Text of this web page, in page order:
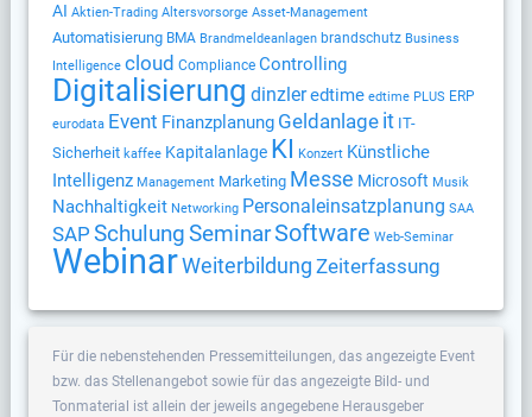
AI Aktien-Trading Altersvorsorge Asset-Management
Automatisierung BMA Brandmeldeanlagen brandschutz Business
Intelligence cloud Compliance Controlling
Digitalisierung dinzleredtime edtime PLUS ERP
eurodata Event Finanzplanung Geldanlage it IT-
Sicherheit kaffee Kapitalanlage KI Konzert Künstliche
Intelligenz Management Marketing Messe Microsoft Musik
Nachhaltigkeit Networking Personaleinsatzplanung SAA
SAP SchulungSeminarSoftware Web-Seminar
WebinarWeiterbildung Zeiterfassung
Für die nebenstehenden Pressemitteilungen, das angezeigte Event
bzw. das Stellenangebot sowie für das angezeigte Bild- und
Tonmaterial ist allein der jeweils angegebene Herausgeber